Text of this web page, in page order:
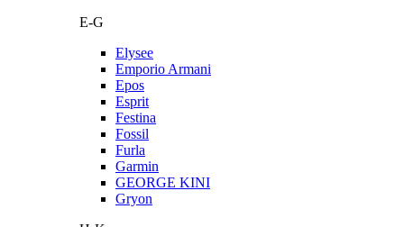
E-G
Elysee
Emporio Armani
Epos
Esprit
Festina
Fossil
Furla
Garmin
GEORGE KINI
Gryon